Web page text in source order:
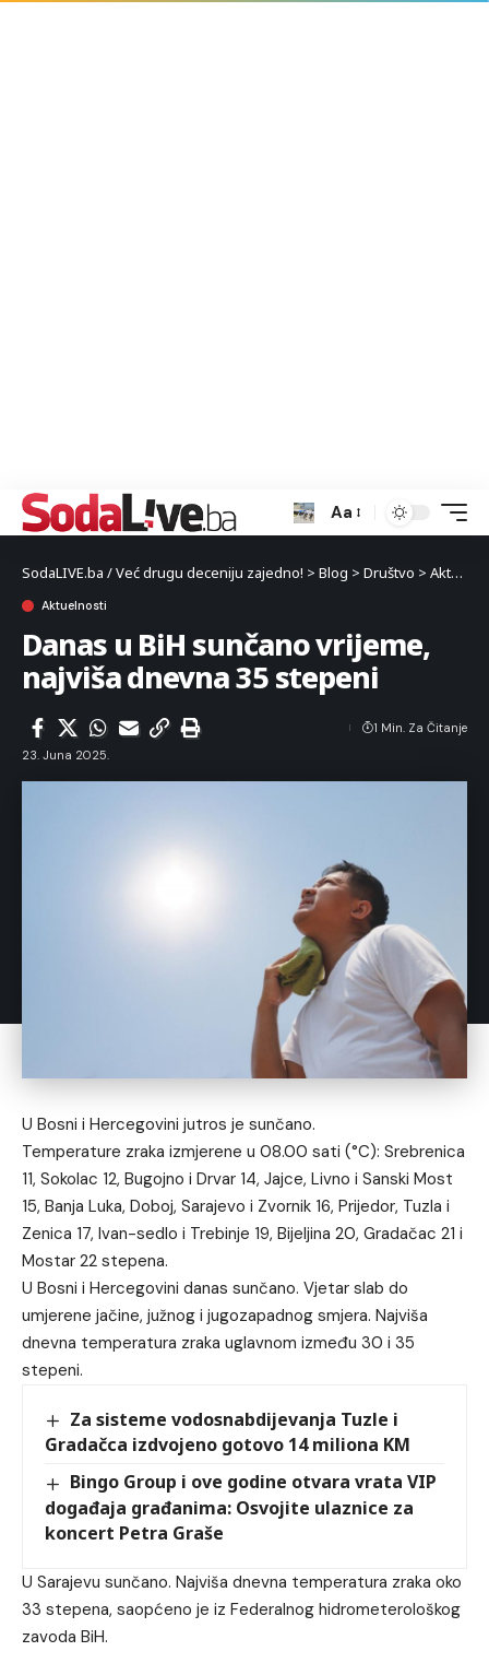
Aa
SodaLIVE.ba / Već drugu deceniju zajedno! > Blog > Društvo > Aktuelnosti
Aktuelnosti
Danas u BiH sunčano vrijeme,
najviša dnevna 35 stepeni
23. Juna 2025.
1 Min. Za Čitanje
U Bosni i Hercegovini jutros je sunčano.
Temperature zraka izmjerene u 08.00 sati (°C): Srebrenica
11, Sokolac 12, Bugojno i Drvar 14, Jajce, Livno i Sanski Most
15, Banja Luka, Doboj, Sarajevo i Zvornik 16, Prijedor, Tuzla i
Zenica 17, Ivan-sedlo i Trebinje 19, Bijeljina 20, Gradačac 21 i
Mostar 22 stepena.
U Bosni i Hercegovini danas sunčano. Vjetar slab do
umjerene jačine, južnog i jugozapadnog smjera. Najviša
dnevna temperatura zraka uglavnom između 30 i 35
stepeni.
Za sisteme vodosnabdijevanja Tuzle i
Gradačca izdvojeno gotovo 14 miliona KM
Bingo Group i ove godine otvara vrata VIP
događaja građanima: Osvojite ulaznice za
koncert Petra Graše
U Sarajevu sunčano. Najviša dnevna temperatura zraka oko
33 stepena, saopćeno je iz Federalnog hidrometerološkog
zavoda BiH.